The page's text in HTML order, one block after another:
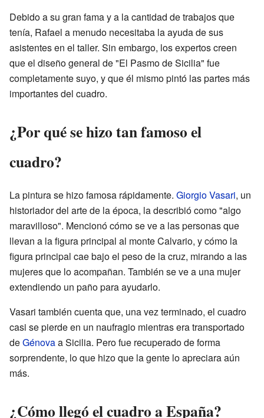
Debido a su gran fama y a la cantidad de trabajos que
tenía, Rafael a menudo necesitaba la ayuda de sus
asistentes en el taller. Sin embargo, los expertos creen
que el diseño general de "El Pasmo de Sicilia" fue
completamente suyo, y que él mismo pintó las partes más
importantes del cuadro.
¿Por qué se hizo tan famoso el
cuadro?
La pintura se hizo famosa rápidamente. Giorgio Vasari, un
historiador del arte de la época, la describió como "algo
maravilloso". Mencionó cómo se ve a las personas que
llevan a la figura principal al monte Calvario, y cómo la
figura principal cae bajo el peso de la cruz, mirando a las
mujeres que lo acompañan. También se ve a una mujer
extendiendo un paño para ayudarlo.
Vasari también cuenta que, una vez terminado, el cuadro
casi se pierde en un naufragio mientras era transportado
deGénovaa Sicilia. Pero fue recuperado de forma
sorprendente, lo que hizo que la gente lo apreciara aún
más.
¿Cómo llegó el cuadro a España?